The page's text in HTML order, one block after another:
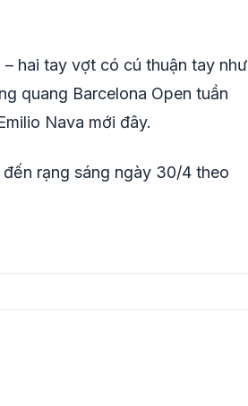
– hai tay vợt có cú thuận tay như
quang Barcelona Open tuần
Nava mới đây.
rạng sáng ngày 30/4 theo